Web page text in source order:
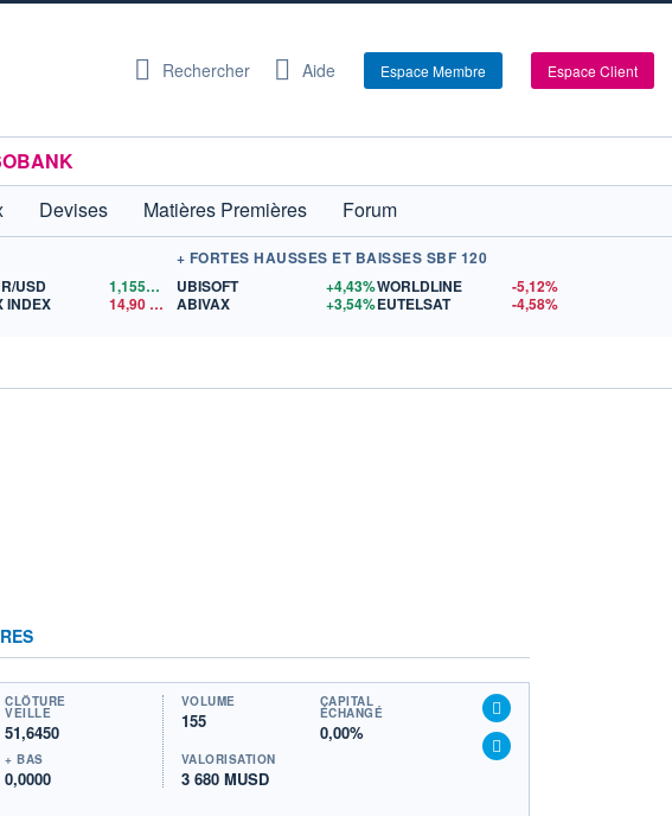
Rechercher Aide Espace Membre Espace Client
Devises Matières Premières
Forum
USD 1,1559$US
INDEX
14,90
+ FORTES HAUSSES ET BAISSES SBF 120
UBISOFT
+4,43%
ABIVAX
+3,54%
WORLDLINE
-5,12%
EUTELSAT
-4,58%
CLÔTURE
VEILLE
51,6450
+ BAS
0,0000
VOLUME
155
CAPITAL
ÉCHANGÉ
0,00%
VALORISATION
3 680 MUSD